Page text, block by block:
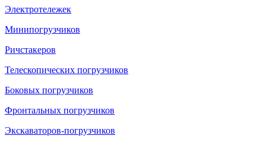
Электротележек
Минипогрузчиков
Ричстакеров
Телескопических погрузчиков
Боковых погрузчиков
Фронтальных погрузчиков
Экскаваторов-погрузчиков